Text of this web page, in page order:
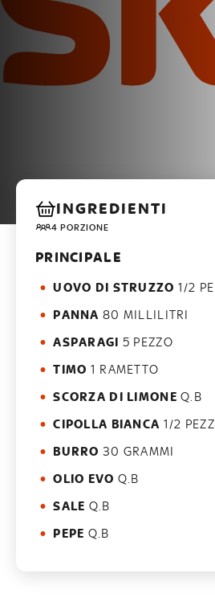
INGREDIENTI
4 PORZIONE
PRINCIPALE
UOVO DI STRUZZO 1/2
PANNA 80 MILLILITRI
ASPARAGI 5 PEZZO
TIMO 1 RAMETTO
SCORZA DI LIMONE Q.B
CIPOLLA BIANCA 1/2
BURRO 30 GRAMMI
OLIO EVO Q.B
SALE Q.B
PEPE Q.B